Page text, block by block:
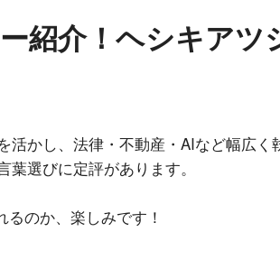
紹介！ヘシキアツ
かし、法律・不動産・AIなど幅広く
選びに定評があります。
のか、楽しみです！